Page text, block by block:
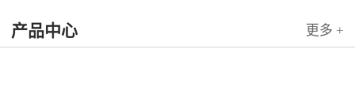
品。公司以其灵活的市场对策和创造
产品中心 更多 +